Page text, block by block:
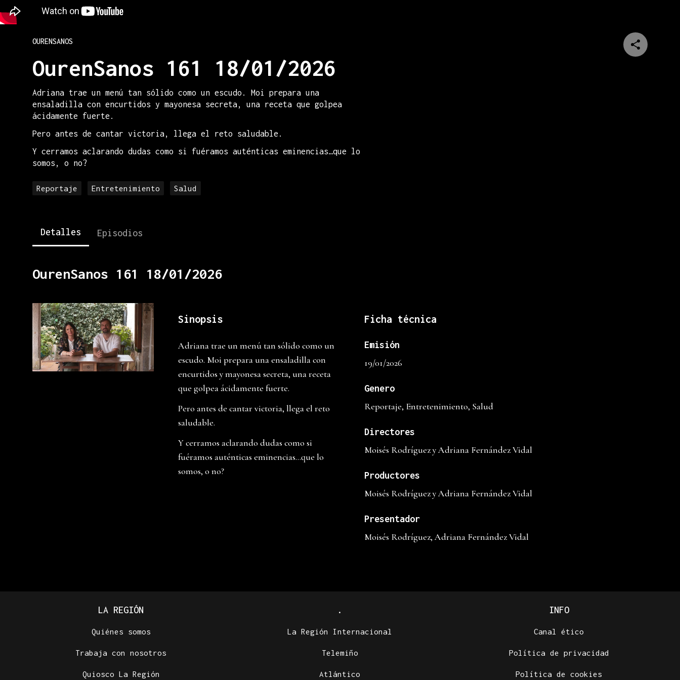
OURENSANOS
OurenSanos 161 18/01/2026
Adriana trae un menú tan sólido como un escudo. Moi prepara una
ensaladilla con encurtidos y mayonesa secreta, una receta que golpea
ácidamente fuerte.
Pero antes de cantar victoria, llega el reto saludable.
Y cerramos aclarando dudas como si fuéramos auténticas eminencias…que lo
somos, o no?
Reportaje Entretenimiento Salud
Detalles Episodios
OurenSanos 161 18/01/2026
Sinopsis
Adriana trae un menú tan sólido como un
escudo. Moi prepara una ensaladilla con
encurtidos y mayonesa secreta, una receta
que golpea ácidamente fuerte.
Pero antes de cantar victoria, llega el reto
saludable.
Y cerramos aclarando dudas como si
fuéramos auténticas eminencias…que lo
somos, o no?
Ficha técnica
Emisión
19/01/2026
Genero
Reportaje, Entretenimiento, Salud
Directores
Moisés Rodríguez y Adriana Fernández Vidal
Productores
Moisés Rodríguez y Adriana Fernández Vidal
Presentador
Moisés Rodríguez, Adriana Fernández Vidal
LA REGIÓN
Quiénes somos
Trabaja con nosotros
Quiosco La Región
.
La Región Internacional
Telemiño
Atlántico
INFO
Canal ético
Política de privacidad
Política de cookies